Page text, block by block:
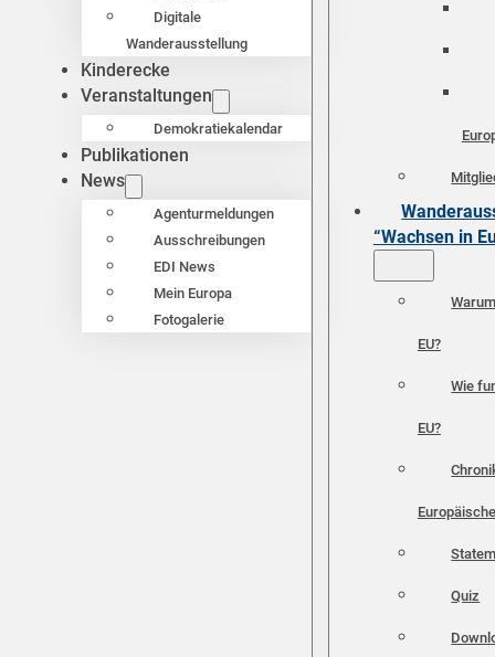
Digitale
Wanderausstellung
Kinderecke
Veranstaltungen
Demokratiekalendar
Publikationen
News
Agenturmeldungen
Ausschreibungen
EDI News
Mein Europa
Fotogalerie
“Wachsen in
EU?
Wie
EU?
Quiz